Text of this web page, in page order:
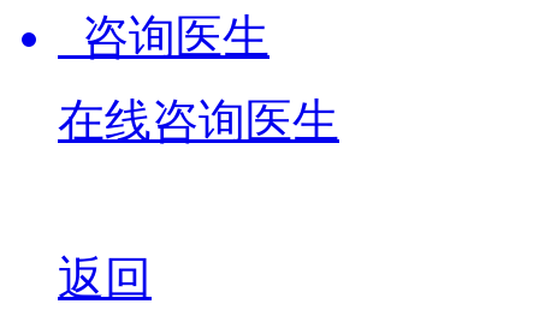
咨询医生
在线咨询医生
返回